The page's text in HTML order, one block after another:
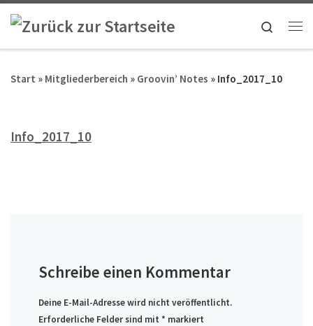
Zum Inhalt springen
Search
Start » Mitgliederbereich » Groovin’ Notes » Info_2017_10
Info_2017_10
Schreibe einen Kommentar
Deine E-Mail-Adresse wird nicht veröffentlicht.
Erforderliche Felder sind mit * markiert